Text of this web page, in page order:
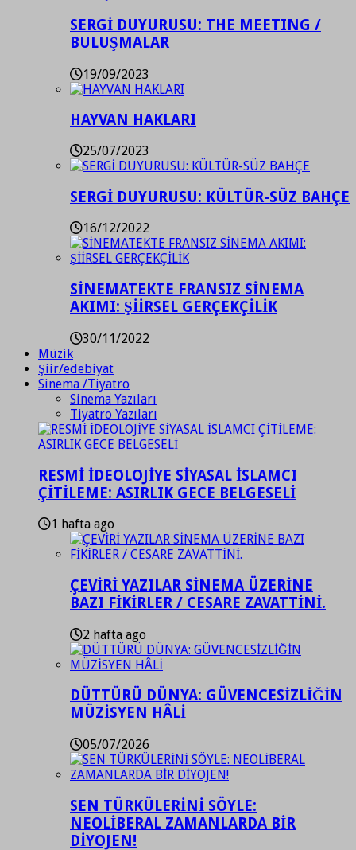
SERGİ DUYURUSU: THE MEETING /
BULUŞMALAR
19/09/2023
HAYVAN HAKLARI
25/07/2023
SERGİ DUYURUSU: KÜLTÜR-SÜZ BAHÇE
16/12/2022
SİNEMATEKTE FRANSIZ SİNEMA
AKIMI: ŞİİRSEL GERÇEKÇİLİK
30/11/2022
Müzik
Şiir/edebiyat
Sinema /Tiyatro
Sinema Yazıları
Tiyatro Yazıları
RESMİ İDEOLOJİYE SİYASAL İSLAMCI
ÇİTİLEME: ASIRLIK GECE BELGESELİ
1 hafta ago
ÇEVİRİ YAZILAR SİNEMA ÜZERİNE
BAZI FİKİRLER / CESARE ZAVATTİNİ.
2 hafta ago
DÜTTÜRÜ DÜNYA: GÜVENCESİZLİĞİN
MÜZİSYEN HÂLİ
05/07/2026
SEN TÜRKÜLERİNİ SÖYLE:
NEOLİBERAL ZAMANLARDA BİR
DİYOJEN!